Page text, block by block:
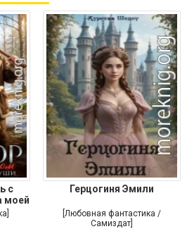
с
моей
Герцогиня Эмили
[Любовная фантастика /
Самиздат]